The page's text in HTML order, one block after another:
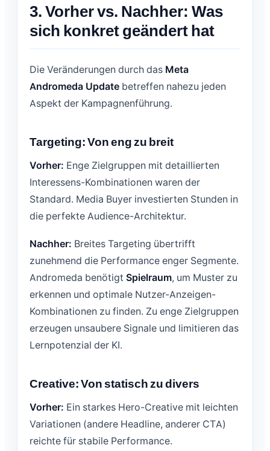
3. Vorher vs. Nachher: Was
sich konkret geändert hat
Die Veränderungen durch das Meta
Andromeda Update betreffen nahezu jeden
Aspekt der Kampagnenführung.
Targeting: Von eng zu breit
Vorher: Enge Zielgruppen mit detaillierten
Interessens-Kombinationen waren der
Standard. Media Buyer investierten Stunden in
die perfekte Audience-Architektur.
Nachher: Breites Targeting übertrifft
zunehmend die Performance enger Segmente.
Andromeda benötigt Spielraum, um Muster zu
erkennen und optimale Nutzer-Anzeigen-
Kombinationen zu finden. Zu enge Zielgruppen
erzeugen unsaubere Signale und limitieren das
Lernpotenzial der KI.
Creative: Von statisch zu divers
Vorher: Ein starkes Hero-Creative mit leichten
Variationen (andere Headline, anderer CTA)
reichte für stabile Performance.